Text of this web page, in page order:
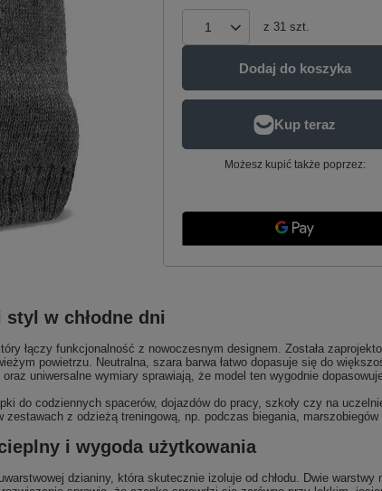
z 31 szt.
Dodaj do koszyka
Możesz kupić także poprzez:
styl w chłodne dni
łączy funkcjonalność z nowoczesnym designem. Została
powietrzu. Neutralna, szara barwa łatwo dopasuje się do
uniwersalne wymiary sprawiają, że model ten wygodnie
do codziennych spacerów, dojazdów do pracy, szkoły czy na
z odzieżą treningową, np. podczas biegania,
i wygoda użytkowania
dzianiny, która skutecznie izoluje od chłodu. Dwie warstwy